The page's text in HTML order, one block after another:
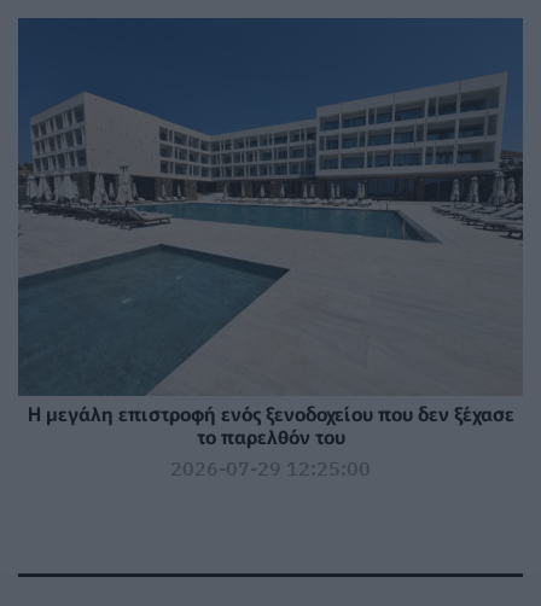
Η μεγάλη επιστροφή ενός ξενοδοχείου που δεν ξέχασε
το παρελθόν του
2026-07-29 12:25:00